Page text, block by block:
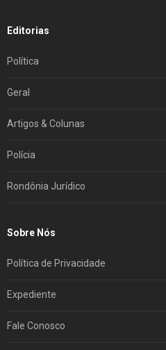
Editorias
Política
Geral
Artigos & Colunas
Polícia
Rondônia Jurídico
Sobre Nós
Política de Privacidade
Expediente
Fale Conosco